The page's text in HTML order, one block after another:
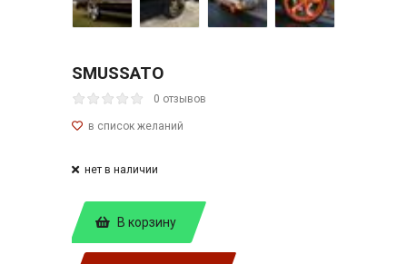
SMUSSATO
0 отзывов
нет в наличии
В корзину